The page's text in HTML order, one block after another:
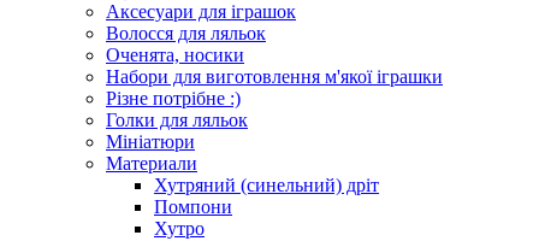
Аксесуари для іграшок
Волосся для ляльок
Оченята, носики
Набори для виготовлення м'якої іграшки
Різне потрібне :)
Голки для ляльок
Мініатюри
Материали
Хутряний (синельний) дріт
Помпони
Хутро